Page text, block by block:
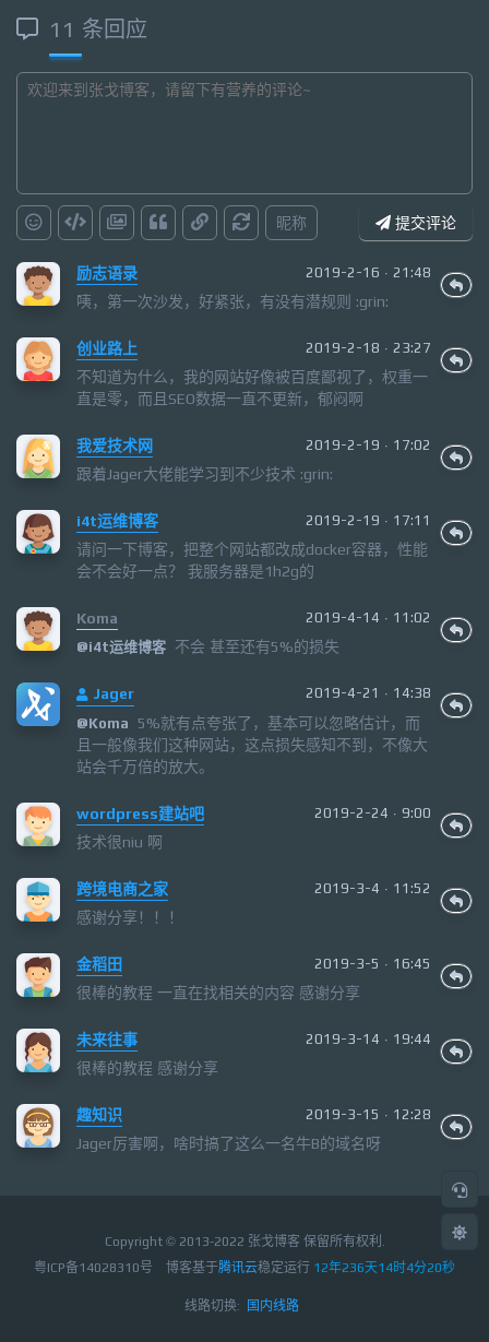
11 条回应
昵称 提交评论
励志语录 2019-2-16 · 21:48
咦，第一次沙发，好紧张，有没有潜规则 :grin:
创业路上 2019-2-18 · 23:27
不知道为什么，我的网站好像被百度鄙视了，权重一
直是零，而且SEO数据一直不更新，郁闷啊
我爱技术网 2019-2-19 · 17:02
跟着Jager大佬能学习到不少技术 :grin:
i4t运维博客 2019-2-19 · 17:11
请问一下博客，把整个网站都改成docker容器，性能
会不会好一点？ 我服务器是1h2g的
Koma
2019-4-14 · 11:02
@i4t运维博客 不会 甚至还有5%的损失
Jager
2019-4-21 · 14:38
@Koma
5%就有点夸张了，基本可以忽略估计，而
且一般像我们这种网站，这点损失感知不到，不像大
站会千万倍的放大。
wordpress建站吧 2019-2-24 · 9:00
技术很niu 啊
跨境电商之家 2019-3-4 · 11:52
感谢分享！！！
金稻田 2019-3-5 · 16:45
很棒的教程 一直在找相关的内容 感谢分享
未来往事 2019-3-14 · 19:44
很棒的教程 感谢分享
趣知识 2019-3-15 · 12:28
Jager厉害啊，啥时搞了这么一名牛B的域名呀
Copyright © 2013-2022 张戈博客 保留所有权利.
粤ICP备14028310号
博客基于腾讯云稳定运行 12年236天14时4分21秒
线路切换: 国内线路